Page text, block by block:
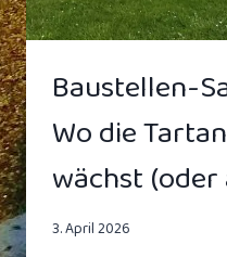
Baustellen-
Wo die
wächst
3. April 2026